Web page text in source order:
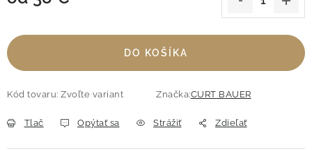
DO KOŠÍKA
Kód tovaru: Zvoľte variant Značka:CURT BAUER
Tlač Opýtať sa Strážiť Zdieľať